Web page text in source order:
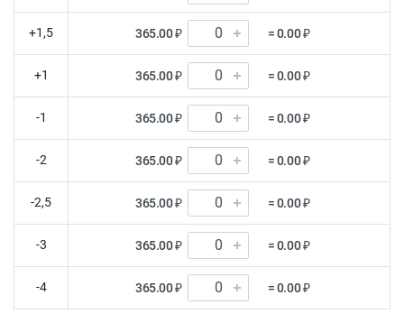
+1,5 365.00 ₽ = 0.00 ₽
+1 365.00 ₽ = 0.00 ₽
-1 365.00 ₽ = 0.00 ₽
-2 365.00 ₽ = 0.00 ₽
-2,5 365.00 ₽ = 0.00 ₽
-3 365.00 ₽ = 0.00 ₽
-4 365.00 ₽ = 0.00 ₽